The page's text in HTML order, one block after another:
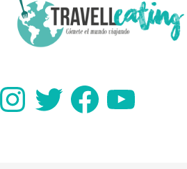
SIDEBAR
InstagramTwitter FacebookYouTube